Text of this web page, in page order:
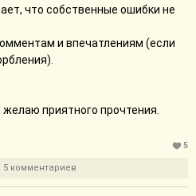
что собственные ошибки не
и впечатлениям (если
приятного прочтения.
5
5 комментариев